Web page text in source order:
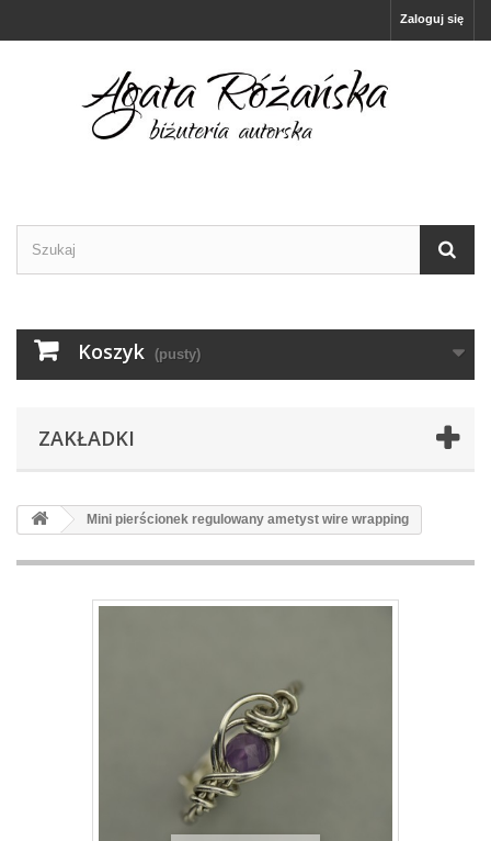
Zaloguj się
Koszyk (pusty)
ZAKŁADKI
Mini pierścionek regulowany ametyst wire wrapping